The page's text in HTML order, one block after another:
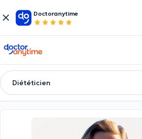
Doctoranytime
doctoranytime
Diététicien